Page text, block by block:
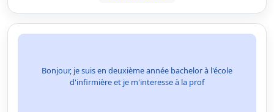
Bonjour, je suis en deuxième année bachelor à l'école
d'infirmière et je m'interesse à la prof